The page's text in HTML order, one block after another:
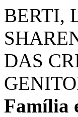
BERTI,
DAS
Família